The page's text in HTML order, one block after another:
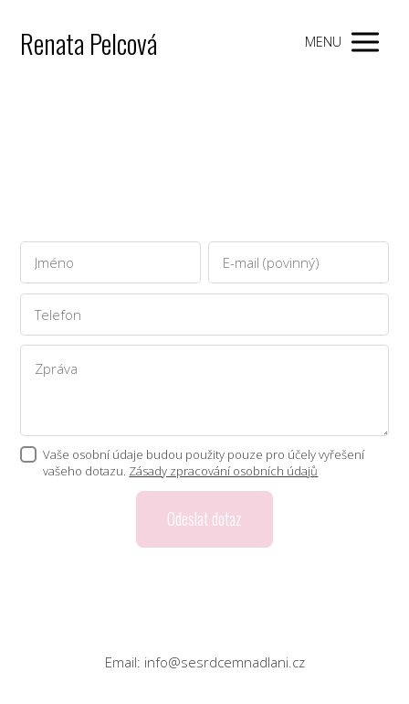
Renata Pelcová MENU
Vaše osobní údaje budou použity pouze pro účely vyřešení
vašeho dotazu. Zásady zpracování osobních údajů
Odeslat dotaz
Email: info@sesrdcemnadlani.cz